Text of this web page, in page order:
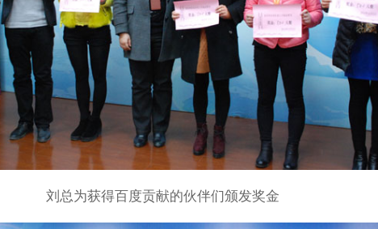
刘总为获得百度贡献的伙伴们颁发奖金